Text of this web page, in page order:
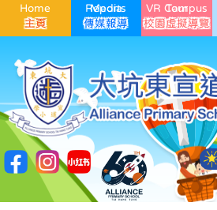
Home Media Reports VR Campus Tour